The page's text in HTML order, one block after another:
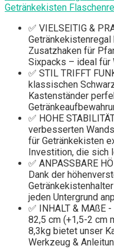
Getränkekisten
✅ VIELSEITIG &
Zusatzhaken für
Sixpacks – ideal für
✅ STIL TRIFFT
klassischen
Kastenständer
✅ HOHE
verbesserten
für Getränkekisten
Investition, die sich
✅ ANPASSBARE
Dank der
jeden Untergrund
✅ INHALT & MAßE
82,5 cm (+1,5-2 cm
8,3kg bietet unser
Werkzeug &